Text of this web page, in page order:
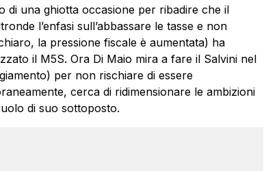
di una ghiotta occasione per ribadire che il
l’enfasi sull’abbassare le tasse e non
la pressione fiscale è aumentata) ha
il M5S. Ora Di Maio mira a fare il Salvini nel
per non rischiare di essere
cerca di ridimensionare le ambizioni
di suo sottoposto.